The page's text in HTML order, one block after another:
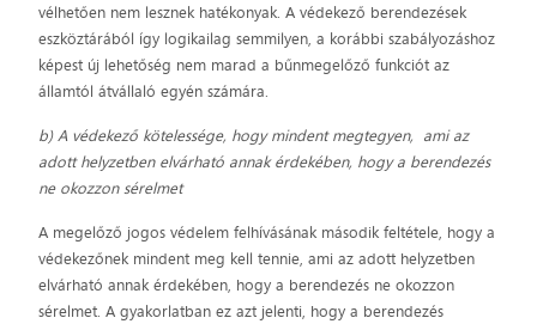
vélhetően nem lesznek hatékonyak. A védekező berendezések
eszköztárából így logikailag semmilyen, a korábbi szabályozáshoz
képest új lehetőség nem marad a bűnmegelőző funkciót az
államtól átvállaló egyén számára.
b) A védekező kötelessége, hogy mindent megtegyen, ami az
adott helyzetben elvárható annak érdekében, hogy a berendezés
ne okozzon sérelmet
A megelőző jogos védelem felhívásának második feltétele, hogy a
védekezőnek mindent meg kell tennie, ami az adott helyzetben
elvárható annak érdekében, hogy a berendezés ne okozzon
sérelmet. A gyakorlatban ez azt jelenti, hogy a berendezés